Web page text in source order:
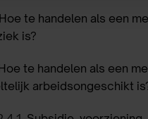
Hoe te handelen als een
is?
te handelen als een
arbeidsongeschikt